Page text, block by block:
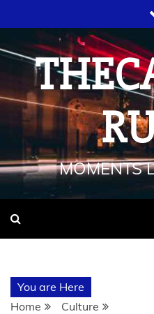
MOMENTS
You are Here
Home
Culture